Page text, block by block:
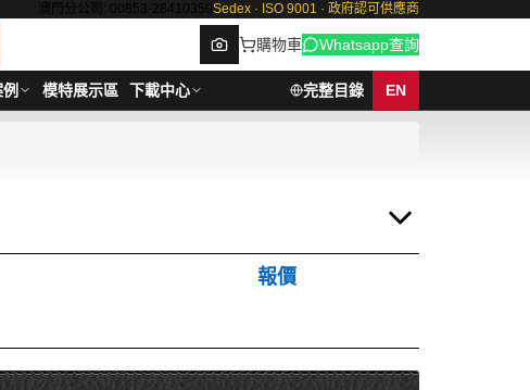
澳門分公司: 00853-28410350 Sedex · ISO 9001 · 政府認可供應商
購物車 Whatsapp查詢
模特展示區 下載中心 完整目錄 EN
報價